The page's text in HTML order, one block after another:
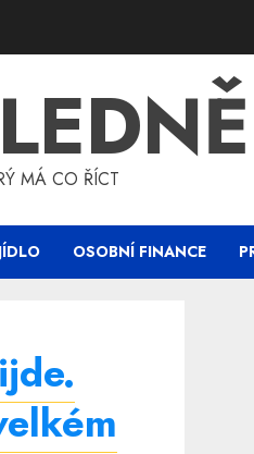
MÁ CO ŘÍCT
OSOBNÍ FINANCE